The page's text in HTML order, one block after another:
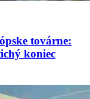
továrne:
koniec